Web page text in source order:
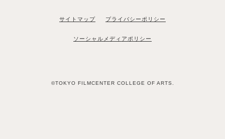
サイトマップ プライバシーポリシー
ソーシャルメディアポリシー
©TOKYO FILMCENTER COLLEGE OF ARTS.